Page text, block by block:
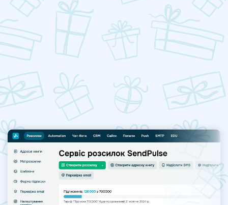
*Акція доступна для нових платних користувачів сервісу.
Після завершення акційного періоду діє автоматичне
продовження підписки, яким можна керувати в
особистому кабінеті.
Активувати купон